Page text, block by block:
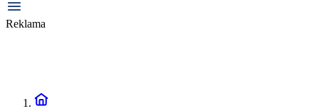
Reklama